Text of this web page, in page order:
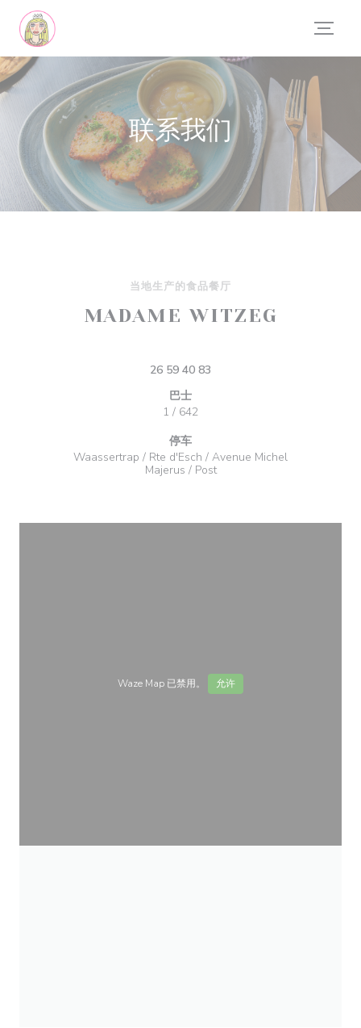
Cookie管理面板
联系我们
当地生产的食品餐厅
MADAME WITZEG
26 59 40 83
巴士
1 / 642
停车
Waassertrap / Rte d'Esch / Avenue Michel
Majerus / Post
Waze Map 已禁用。 允许